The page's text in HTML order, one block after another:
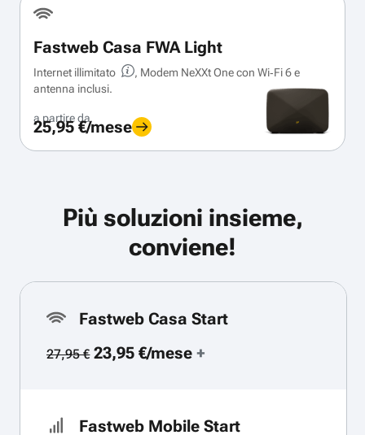
Fastweb Casa FWA Light
Internet illimitato
, Modem NeXXt One con Wi‑Fi 6 e
antenna inclusi.
a partire da
25,95 €/mese
Più soluzioni insieme,
conviene!
Fastweb Casa Start
27,95 €23,95 €/mese+
Fastweb Mobile Start